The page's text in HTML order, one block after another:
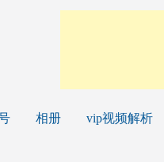
相册 vip视频解析